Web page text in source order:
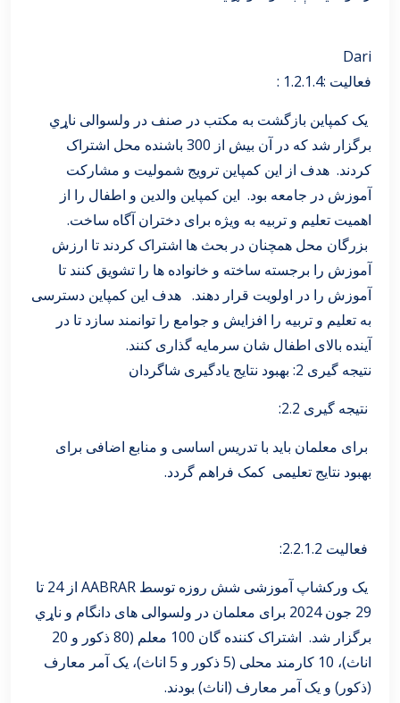
Dari
فعالیت :1.2.1.4 :
یک کمپاین بازگشت به مکتب در صنف در ولسوالی ناړي
برگزار شد که در آن بیش از 300 باشنده محل اشتراک
کردند. هدف از این کمپاین ترویج شمولیت و مشارکت
آموزش در جامعه بود. این کمپاین والدین و اطفال را از
اهمیت تعلیم و تربیه به ویژه برای دختران آگاه ساخت.
بزرگان محل همچنان در بحث ها اشتراک کردند تا ارزش
آموزش را برجسته ساخته و خانواده ها را تشویق کنند تا
آموزش را در اولویت قرار دهند. هدف این کمپاین دسترسی
به تعلیم و تربیه را افزایش و جوامع را توانمند سازد تا در
آینده بالای اطفال شان سرمایه گذاری کنند.
نتیجه گیری 2: بهبود نتایج یادگیری شاگردان
نتیجه گیری 2.2:
برای معلمان باید با تدریس اساسی و منابع اضافی برای
بهبود نتایج تعلیمی کمک فراهم گردد.
فعالیت 2.2.1.2:
یک ورکشاپ آموزشی شش روزه توسط AABRAR از 24 تا
29 جون 2024 برای معلمان در ولسوالی های دانگام و ناړي
برگزار شد. اشتراک کننده گان 100 معلم (80 ذکور و 20
اناث)، 10 کارمند محلی (5 ذکور و 5 اناث)، یک آمر معارف
(ذکور) و یک آمر معارف (اناث) بودند.